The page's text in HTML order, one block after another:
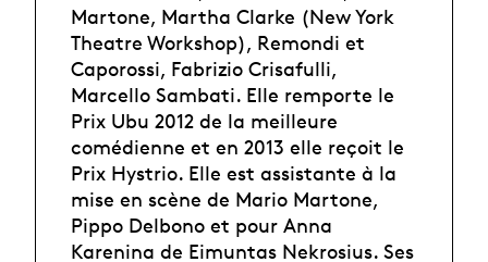
Martone, Martha Clarke (New York
Theatre Workshop), Remondi et
Caporossi, Fabrizio Crisafulli,
Marcello Sambati. Elle remporte le
Prix Ubu 2012 de la meilleure
comédienne et en 2013 elle reçoit le
Prix Hystrio. Elle est assistante à la
mise en scène de Mario Martone,
Pippo Delbono et pour Anna
Karenina de Eimuntas Nekrosius. Ses